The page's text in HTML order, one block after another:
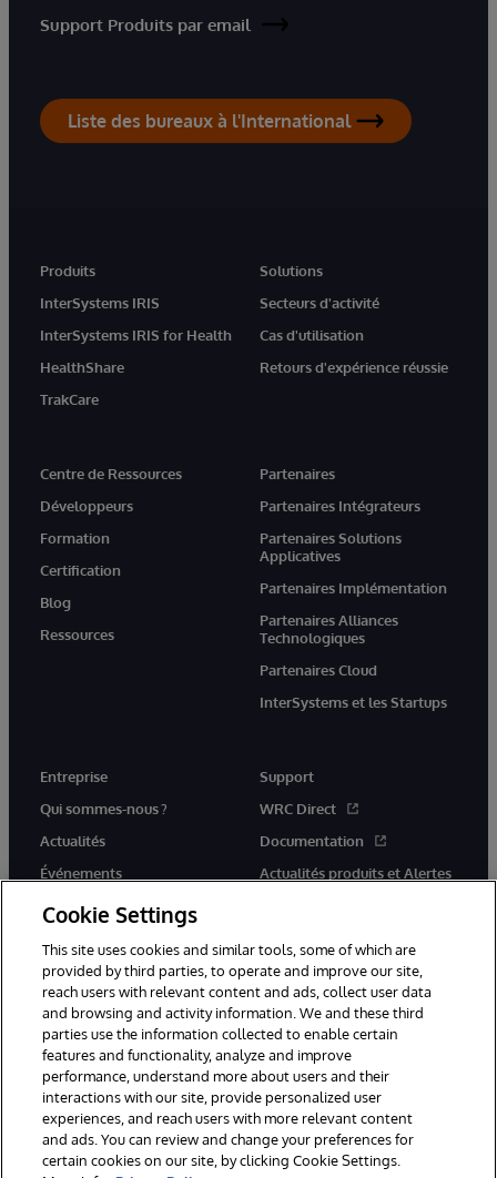
Support Produits par email
Liste des bureaux à l'International
Produits
InterSystems IRIS
InterSystems IRIS for Health
HealthShare
TrakCare
Solutions
Secteurs d'activité
Cas d'utilisation
Retours d'expérience réussie
Centre de Ressources
Développeurs
Formation
Certification
Blog
Ressources
Partenaires
Partenaires Intégrateurs
Partenaires Solutions
Applicatives
Partenaires Implémentation
Partenaires Alliances
Technologiques
Partenaires Cloud
InterSystems et les Startups
Entreprise
Qui sommes-nous ?
Actualités
Événements
Rejoignez-nous
Support
WRC Direct
Documentation
Actualités produits et Alertes
© 1996-2026 InterSystems Corporation, Cambridge, MA. Tous droits
réservés.
Mentions légales
Déclaration de confidentialité d'InterSystems Corporation
Garantie
Accessibilité
Cookie Settings
This site uses cookies and similar tools, some of which are
provided by third parties, to operate and improve our site,
reach users with relevant content and ads, collect user data
and browsing and activity information. We and these third
parties use the information collected to enable certain
features and functionality, analyze and improve
performance, understand more about users and their
interactions with our site, provide personalized user
experiences, and reach users with more relevant content
and ads. You can review and change your preferences for
certain cookies on our site, by clicking Cookie Settings.